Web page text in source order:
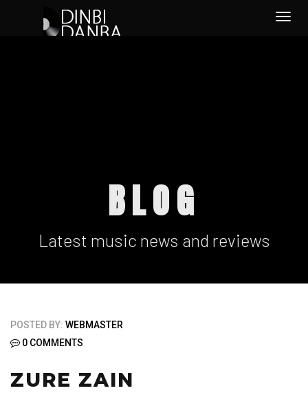
BLOG
Latest music news and reviews
POSTED BY: WEBMASTER
0 COMMENTS
ZURE ZAIN